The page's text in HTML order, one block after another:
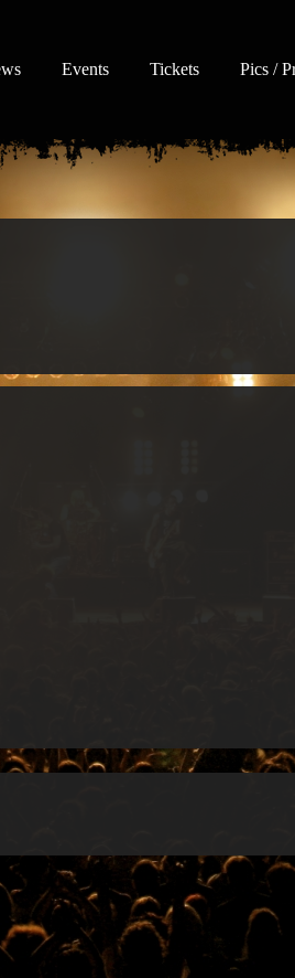
Events Tickets Pics /